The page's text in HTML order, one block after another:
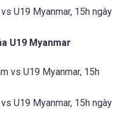
U19 Myanmar, 15h ngày
U19 Myanmar
U19 Myanmar, 15h ngày